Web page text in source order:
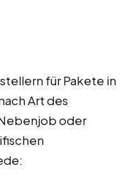
für Pakete in
Art des
oder